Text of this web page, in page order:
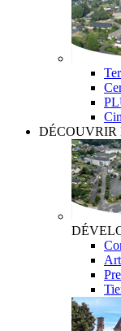
DÉCOUVRIR